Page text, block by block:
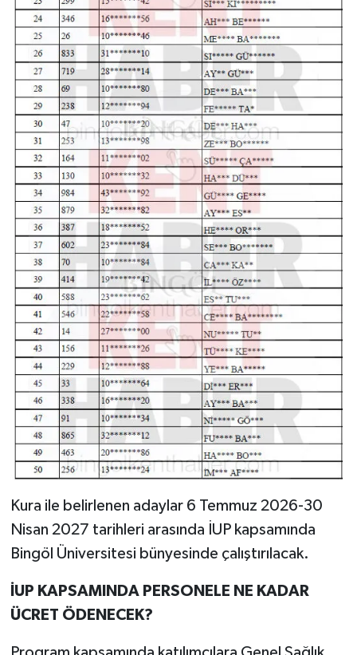
Kura ile belirlenen adaylar 6 Temmuz 2026-30
Nisan 2027 tarihleri arasında İUP kapsamında
Bingöl Üniversitesi bünyesinde çalıştırılacak.
İUP KAPSAMINDA PERSONELE NE KADAR
ÜCRET ÖDENECEK?